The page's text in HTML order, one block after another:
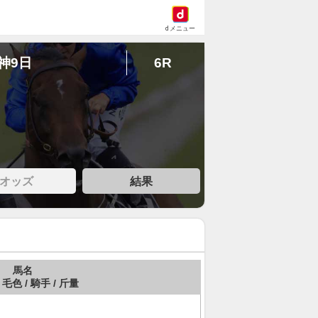
dメニュー
9日 6R
オッズ 結果
馬名
色 / 騎手 / 斤量